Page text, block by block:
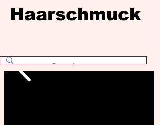
Haarschmuck